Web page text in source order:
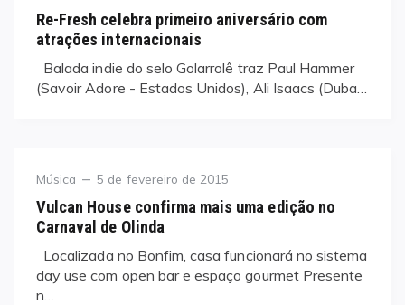
Re-Fresh celebra primeiro aniversário com
atrações internacionais
Balada indie do selo Golarrolê traz Paul Hammer
(Savoir Adore - Estados Unidos), Ali Isaacs (Duba…
Category
Música
Posted
5 de fevereiro de 2015
Vulcan House confirma mais uma edição no
Carnaval de Olinda
Localizada no Bonfim, casa funcionará no sistema
day use com open bar e espaço gourmet Presente
n…